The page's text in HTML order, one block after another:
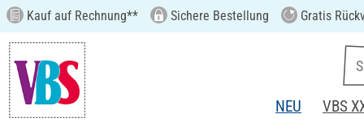
Kauf auf Rechnung** Sichere Bestellung Gratis
NEU VBS